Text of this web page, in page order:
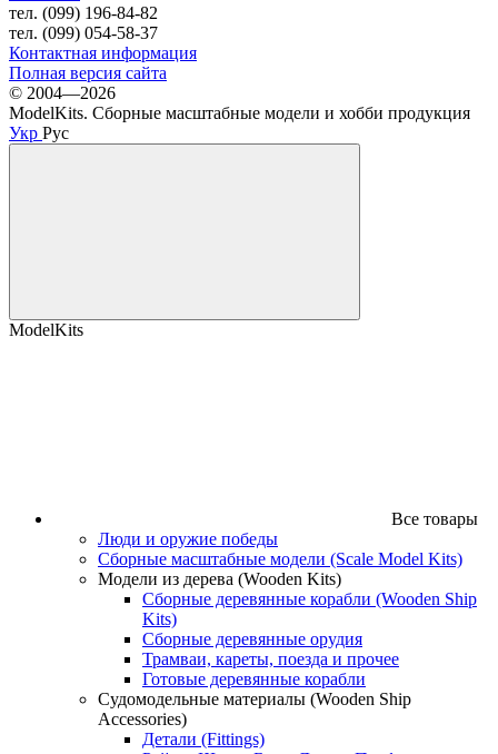
тел. (099) 196-84-82
тел. (099) 054-58-37
Контактная информация
Полная версия сайта
© 2004—2026
ModelKits. Сборные масштабные модели и хобби продукция
Укр Рус
ModelKits
Все товары
Люди и оружие победы
Сборные масштабные модели (Scale Model Kits)
Модели из дерева (Wooden Kits)
Сборные деревянные корабли (Wooden Ship
Kits)
Сборные деревянные орудия
Трамваи, кареты, поезда и прочее
Готовые деревянные корабли
Судомодельные материалы (Wooden Ship
Accessories)
Детали (Fittings)